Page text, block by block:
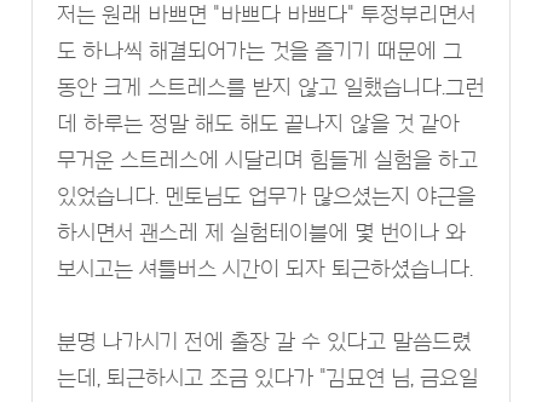
저는 원래 바쁘면 "바쁘다 바쁘다" 투정부리면서
도 하나씩 해결되어가는 것을 즐기기 때문에 그
동안 크게 스트레스를 받지 않고 일했습니다.그런
데 하루는 정말 해도 해도 끝나지 않을 것 같아
무거운 스트레스에 시달리며 힘들게 실험을 하고
있었습니다. 멘토님도 업무가 많으셨는지 야근을
하시면서 괜스레 제 실험테이블에 몇 번이나 와
보시고는 셔틀버스 시간이 되자 퇴근하셨습니다.
분명 나가시기 전에 출장 갈 수 있다고 말씀드렸
는데, 퇴근하시고 조금 있다가 "김묘연 님, 금요일